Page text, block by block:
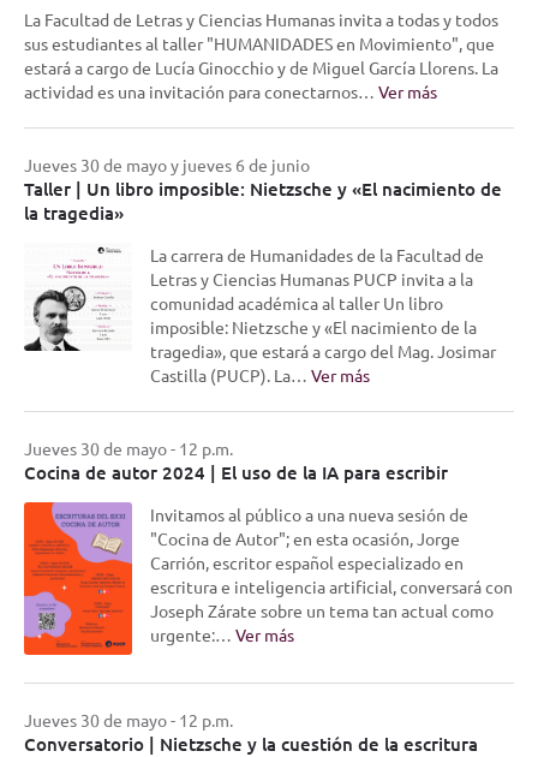
La Facultad de Letras y Ciencias Humanas invita a todas y todos
sus estudiantes al taller "HUMANIDADES en Movimiento", que
estará a cargo de Lucía Ginocchio y de Miguel García Llorens. La
actividad es una invitación para conectarnos… Ver más
Jueves 30 de mayo y jueves 6 de junio
Taller | Un libro imposible: Nietzsche y «El nacimiento de
la tragedia»
La carrera de Humanidades de la Facultad de
Letras y Ciencias Humanas PUCP invita a la
comunidad académica al taller Un libro
imposible: Nietzsche y «El nacimiento de la
tragedia», que estará a cargo del Mag. Josimar
Castilla (PUCP). La… Ver más
Jueves 30 de mayo - 12 p.m.
Cocina de autor 2024 | El uso de la IA para escribir
Invitamos al público a una nueva sesión de
"Cocina de Autor"; en esta ocasión, Jorge
Carrión, escritor español especializado en
escritura e inteligencia artificial, conversará con
Joseph Zárate sobre un tema tan actual como
urgente:… Ver más
Jueves 30 de mayo - 12 p.m.
Conversatorio | Nietzsche y la cuestión de la escritura